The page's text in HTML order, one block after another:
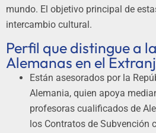
mundo. El objetivo principal de
intercambio cultural.
Perfil que distingue a
Alemanas en el
Están asesorados por la
Alemania, quien apoya
profesoras cualificados de
los Contratos de Subvención